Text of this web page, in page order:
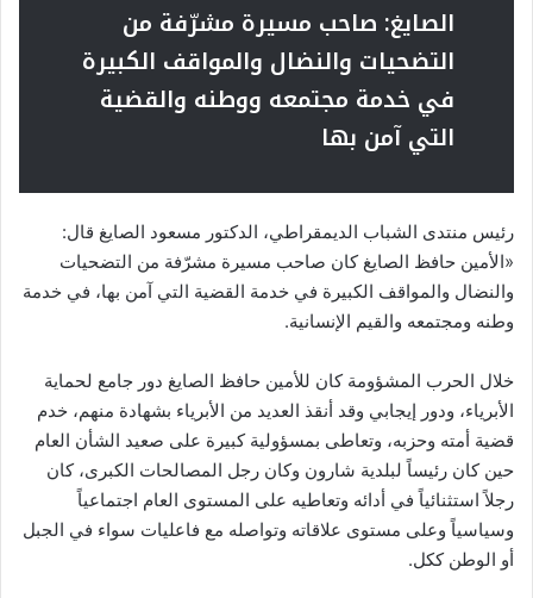
الصايغ: صاحب مسيرة مشرّفة من
التضحيات والنضال والمواقف الكبيرة
في خدمة مجتمعه ووطنه والقضية
التي آمن بها
رئيس منتدى الشباب الديمقراطي، الدكتور مسعود الصايغ قال:
«الأمين حافظ الصايغ كان صاحب مسيرة مشرّفة من التضحيات
والنضال والمواقف الكبيرة في خدمة القضية التي آمن بها، في خدمة
وطنه ومجتمعه والقيم الإنسانية.
خلال الحرب المشؤومة كان للأمين حافظ الصايغ دور جامع لحماية
الأبرياء، ودور إيجابي وقد أنقذ العديد من الأبرياء بشهادة منهم، خدم
قضية أمته وحزبه، وتعاطى بمسؤولية كبيرة على صعيد الشأن العام
حين كان رئيساً لبلدية شارون وكان رجل المصالحات الكبرى، كان
رجلاً استثنائياً في أدائه وتعاطيه على المستوى العام اجتماعياً
وسياسياً وعلى مستوى علاقاته وتواصله مع فاعليات سواء في الجبل
أو الوطن ككل.